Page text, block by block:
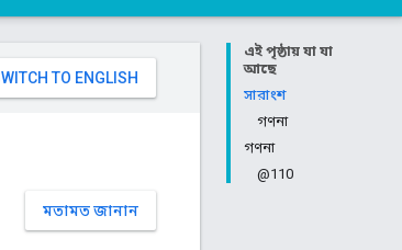
এই পৃষ্ঠায় যা যা
আছে
সারাংশ
গণনা
গণনা
@110
মতামত জানান